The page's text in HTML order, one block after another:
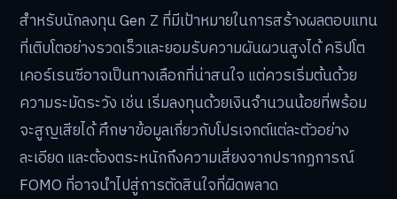
สำหรับนักลงทุน Gen Z ที่มีเป้าหมายในการสร้างผลตอบแทน
ที่เติบโตอย่างรวดเร็วและยอมรับความผันผวนสูงได้ คริปโต
เคอร์เรนซีอาจเป็นทางเลือกที่น่าสนใจ แต่ควรเริ่มต้นด้วย
ความระมัดระวัง เช่น เริ่มลงทุนด้วยเงินจำนวนน้อยที่พร้อม
จะสูญเสียได้ ศึกษาข้อมูลเกี่ยวกับโปรเจกต์แต่ละตัวอย่าง
ละเอียด และต้องตระหนักถึงความเสี่ยงจากปรากฏการณ์
FOMO ที่อาจนำไปสู่การตัดสินใจที่ผิดพลาด